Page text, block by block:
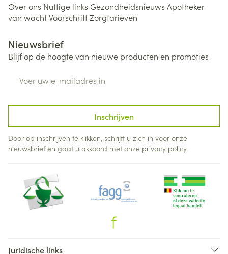
Over ons Nuttige links Gezondheidsnieuws Apotheker
van wachtVoorschriftZorgtarieven
Nieuwsbrief
Blijf op de hoogte van nieuwe producten en promoties
Inschrijven
Door op inschrijven te klikken, schrijft u zich in voor onze
nieuwsbrief en gaat u akkoord met onze privacy policy.
Juridische links